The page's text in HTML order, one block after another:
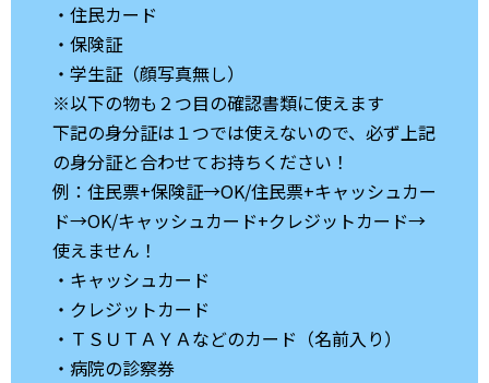
・住民カード
・保険証
・学生証（顔写真無し）
※以下の物も２つ目の確認書類に使えます
下記の身分証は１つでは使えないので、必ず上記
の身分証と合わせてお持ちください！
例：住民票+保険証→OK/住民票+キャッシュカー
ド→OK/キャッシュカード+クレジットカード→
使えません！
・キャッシュカード
・クレジットカード
・ＴＳＵＴＡＹＡなどのカード（名前入り）
・病院の診察券